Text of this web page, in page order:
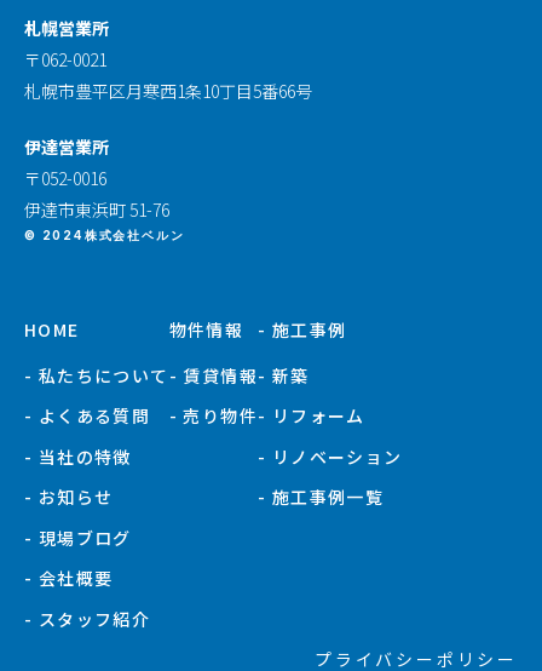
札幌営業所
〒062-0021
札幌市豊平区月寒西1条10丁目5番66号
伊達営業所
〒052-0016
伊達市東浜町 51-76
© 2024株式会社ベルン
HOME
- 私たちについて
- よくある質問
- 当社の特徴
- お知らせ
- 現場ブログ
- 会社概要
- スタッフ紹介
物件情報
- 賃貸情報
- 売り物件
- 施工事例
- 新築
- リフォーム
- リノベーション
- 施工事例一覧
プライバシーポリシー